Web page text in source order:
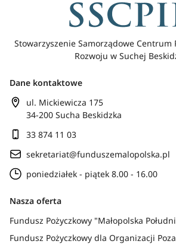
Stowarzyszenie Samorządowe Centrum
Rozwoju w Suchej
Dane kontaktowe
ul. Mickiewicza 175
34-200 Sucha Beskidzka
33 874 11 03
sekretariat@funduszemalopolska.pl
poniedziałek - piątek 8.00 - 16.00
Nasza oferta
Fundusz Pożyczkowy "Małopolska
Fundusz Pożyczkowy dla Organizacji